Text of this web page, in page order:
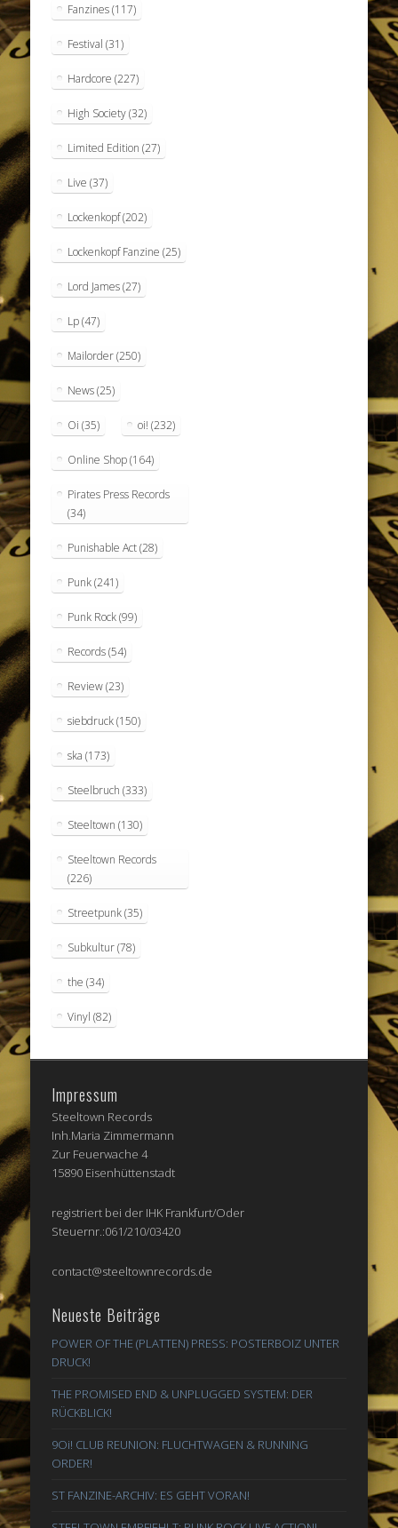
Fanzines(117)
Festival (31)
Hardcore (227)
High Society(32)
Limited Edition (27)
Live (37)
Lockenkopf(202)
Lockenkopf Fanzine (25)
Lord James(27)
Lp(47)
Mailorder(250)
News(25)
Oi (35) oi! (232)
Online Shop(164)
Pirates Press Records
(34)
Punishable Act(28)
Punk(241)
Punk Rock(99)
Records(54)
Review(23)
siebdruck(150)
ska (173)
Steelbruch (333)
Steeltown (130)
Steeltown Records
(226)
Streetpunk(35)
Subkultur(78)
the (34)
Vinyl (82)
Impressum
Steeltown Records
Inh.Maria Zimmermann
Zur Feuerwache 4
15890 Eisenhüttenstadt
registriert bei der IHK Frankfurt/Oder
Steuernr.:061/210/03420
contact@steeltownrecords.de
Neueste Beiträge
POWER OF THE (PLATTEN) PRESS: POSTERBOIZ UNTER
DRUCK!
THE PROMISED END & UNPLUGGED SYSTEM: DER
RÜCKBLICK!
9Oi! CLUB REUNION: FLUCHTWAGEN & RUNNING
ORDER!
ST FANZINE-ARCHIV: ES GEHT VORAN!